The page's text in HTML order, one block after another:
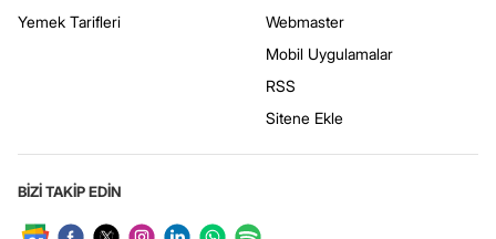
Yemek Tarifleri
Webmaster
Mobil Uygulamalar
RSS
Sitene Ekle
BİZİ TAKİP EDİN